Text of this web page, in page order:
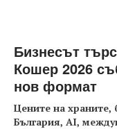
Бизнесът
Кошер 2026
нов формат
Цените на храните,
България, AI,